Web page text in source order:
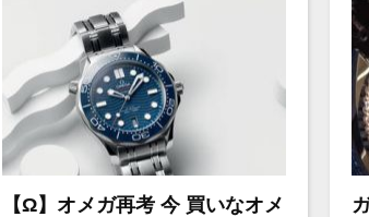
【Ω】オメガ再考 今 買いなオメ